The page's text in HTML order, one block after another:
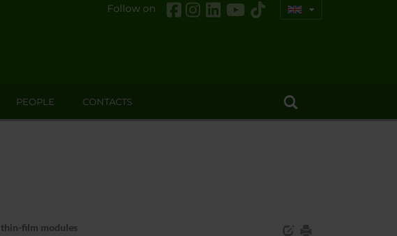
Follow on
PEOPLE CONTACTS
film modules